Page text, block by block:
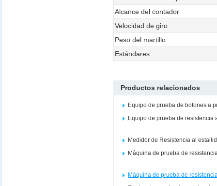
Alcance del contador
Velocidad de giro
Peso del martillo
Estándares
Productos relacionados
Equipo de prueba de botones a
Equipo de prueba de resistencia
Medidor de Resistencia al
Máquina de prueba de
Máquina de prueba de